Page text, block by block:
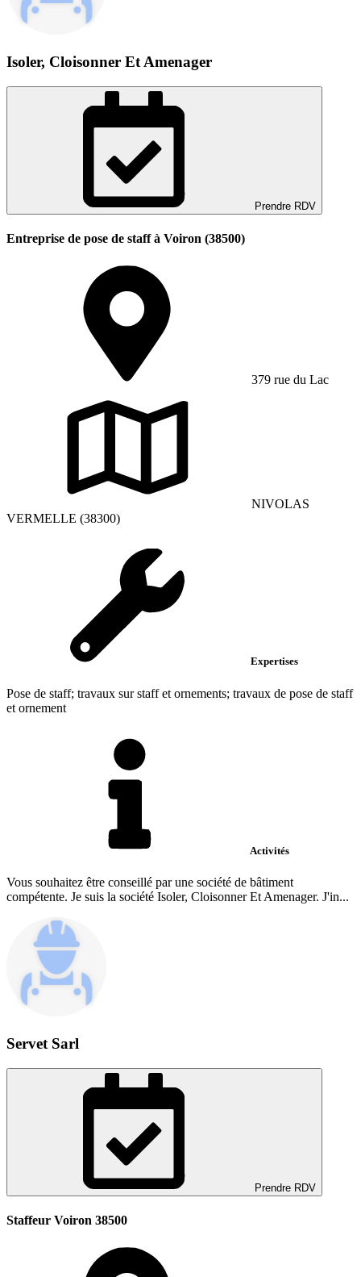
Isoler, Cloisonner Et Amenager
Prendre RDV
Entreprise de pose de staff à Voiron (38500)
379 rue du Lac
NIVOLAS
VERMELLE (38300)
Expertises
Pose de staff; travaux sur staff et ornements; travaux de pose de staff
et ornement
Activités
Vous souhaitez être conseillé par une société de bâtiment
compétente. Je suis la société Isoler, Cloisonner Et Amenager. J'in...
Servet Sarl
Prendre RDV
Staffeur Voiron 38500